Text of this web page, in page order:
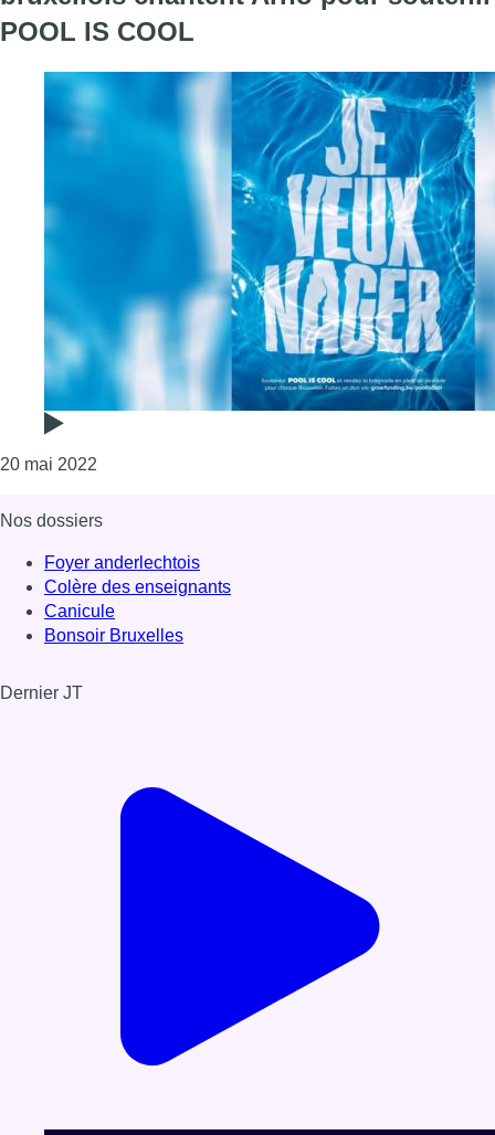
POOL IS COOL
20 mai 2022
Nos dossiers
Foyer anderlechtois
Colère des enseignants
Canicule
Bonsoir Bruxelles
Dernier JT